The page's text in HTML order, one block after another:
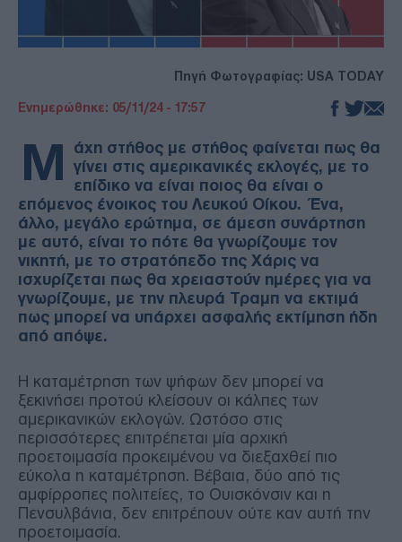
Πηγή Φωτογραφίας: USA TODAY
Ενημερώθηκε: 05/11/24 - 17:57
Μ
άχη στήθος με στήθος φαίνεται πως θα
γίνει στις αμερικανικές εκλογές, με το
επίδικο να είναι ποιος θα είναι ο
επόμενος ένοικος του Λευκού Οίκου. Ένα,
άλλο, μεγάλο ερώτημα, σε άμεση συνάρτηση
με αυτό, είναι το πότε θα γνωρίζουμε τον
νικητή, με το στρατόπεδο της Χάρις να
ισχυρίζεται πως θα χρειαστούν ημέρες για να
γνωρίζουμε, με την πλευρά Τραμπ να εκτιμά
πως μπορεί να υπάρχει ασφαλής εκτίμηση ήδη
από απόψε.
Η καταμέτρηση των ψήφων δεν μπορεί να
ξεκινήσει προτού κλείσουν οι κάλπες των
αμερικανικών εκλογών. Ωστόσο στις
περισσότερες επιτρέπεται μία αρχική
προετοιμασία προκειμένου να διεξαχθεί πιο
εύκολα η καταμέτρηση. Βέβαια, δύο από τις
αμφίρροπες πολιτείες, το Ουισκόνσιν και η
Πενσυλβάνια, δεν επιτρέπουν ούτε καν αυτή την
προετοιμασία.